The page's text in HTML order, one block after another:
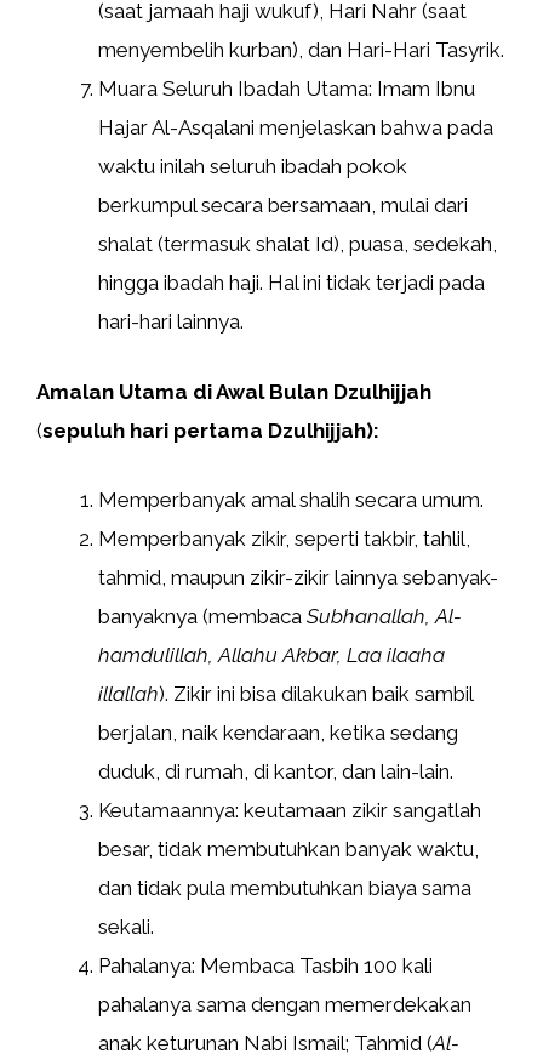
(saat jamaah haji wukuf), Hari Nahr (saat
menyembelih kurban), dan Hari-Hari Tasyrik.
Muara Seluruh Ibadah Utama: Imam Ibnu
Hajar Al-Asqalani menjelaskan bahwa pada
waktu inilah seluruh ibadah pokok
berkumpul secara bersamaan, mulai dari
shalat (termasuk shalat Id), puasa, sedekah,
hingga ibadah haji. Hal ini tidak terjadi pada
hari-hari lainnya.
Amalan Utama di Awal Bulan Dzulhijjah
(sepuluh hari pertama Dzulhijjah):
Memperbanyak amal shalih secara umum.
Memperbanyak zikir, seperti takbir, tahlil,
tahmid, maupun zikir-zikir lainnya sebanyak-
banyaknya (membaca Subhanallah, Al-
hamdulillah, Allahu Akbar, Laa ilaaha
illallah). Zikir ini bisa dilakukan baik sambil
berjalan, naik kendaraan, ketika sedang
duduk, di rumah, di kantor, dan lain-lain.
Keutamaannya: keutamaan zikir sangatlah
besar, tidak membutuhkan banyak waktu,
dan tidak pula membutuhkan biaya sama
sekali.
Pahalanya: Membaca Tasbih 100 kali
pahalanya sama dengan memerdekakan
anak keturunan Nabi Ismail; Tahmid (Al-